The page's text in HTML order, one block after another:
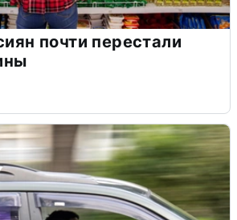
почти перестали